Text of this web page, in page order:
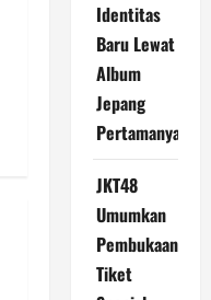
Identitas
Baru Lewat
Album
Jepang
Pertamanya
JKT48
Umumkan
Pembukaan
Tiket